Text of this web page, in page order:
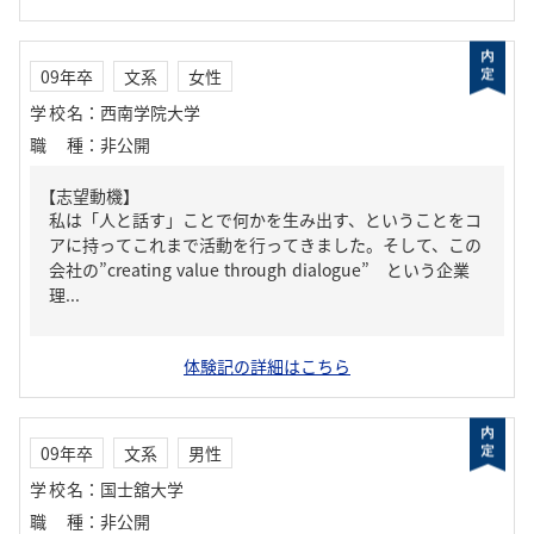
09年卒 文系
女性
学校名 ： 西南学院大学
職種 ： 非公開
【志望動機】
私は「人と話す」ことで何かを生み出す、ということをコ
アに持ってこれまで活動を行ってきました。そして、この
会社の”creating value through dialogue” という企業
理...
体験記の詳細はこちら
09年卒 文系
男性
学校名 ： 国士舘大学
職種 ： 非公開